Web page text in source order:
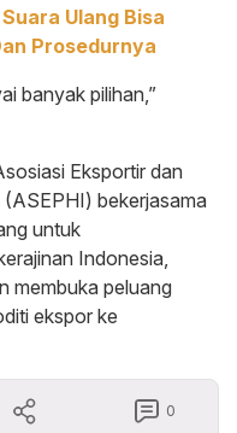
Ulang Bisa
Prosedurnya
banyak pilihan,”
Eksportir dan
bekerjasama
untuk
Indonesia,
membuka peluang
ekspor ke
0